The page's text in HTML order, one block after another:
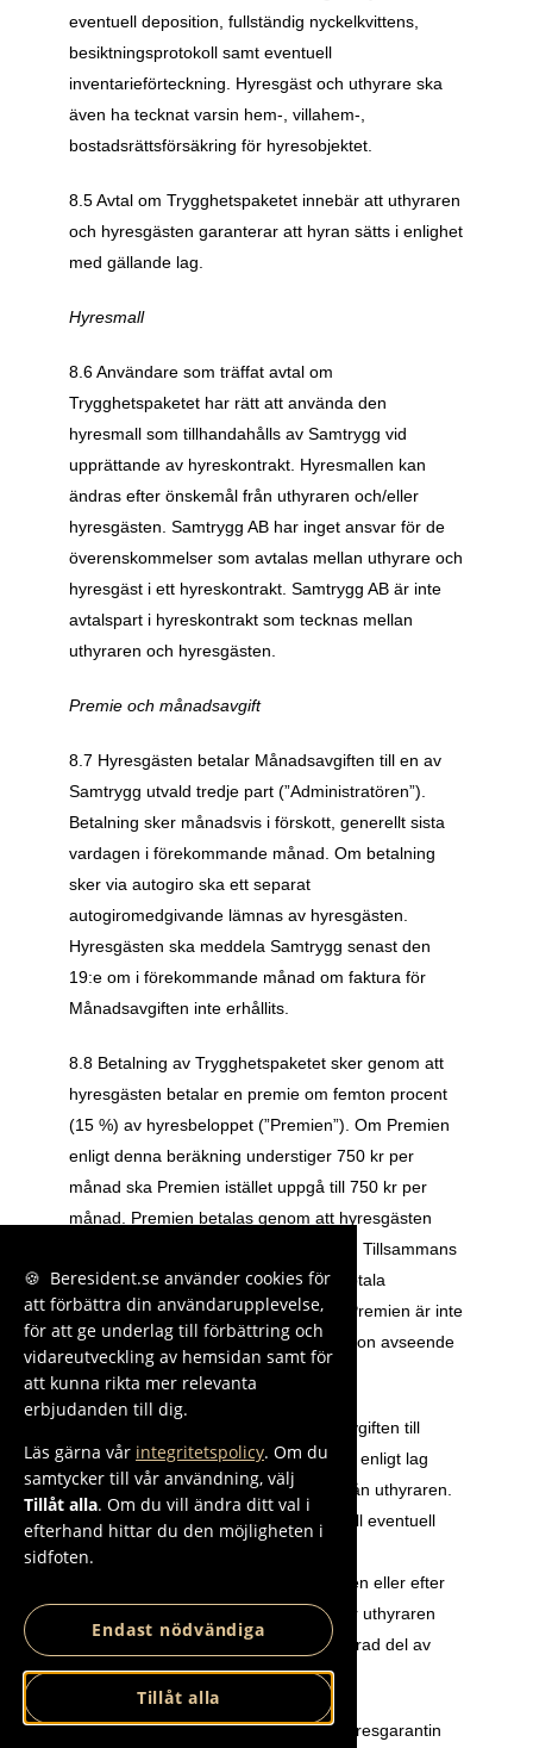
eventuell deposition, fullständig nyckelkvittens,
besiktningsprotokoll samt eventuell
inventarieförteckning. Hyresgäst och uthyrare ska
även ha tecknat varsin hem-, villahem-,
bostadsrättsförsäkring för hyresobjektet.
8.5 Avtal om Trygghetspaketet innebär att uthyraren
och hyresgästen garanterar att hyran sätts i enlighet
med gällande lag.
Hyresmall
8.6 Användare som träffat avtal om
Trygghetspaketet har rätt att använda den
hyresmall som tillhandahålls av Samtrygg vid
upprättande av hyreskontrakt. Hyresmallen kan
ändras efter önskemål från uthyraren och/eller
hyresgästen. Samtrygg AB har inget ansvar för de
överenskommelser som avtalas mellan uthyrare och
hyresgäst i ett hyreskontrakt. Samtrygg AB är inte
avtalspart i hyreskontrakt som tecknas mellan
uthyraren och hyresgästen.
Premie och månadsavgift
8.7 Hyresgästen betalar Månadsavgiften till en av
Samtrygg utvald tredje part (”Administratören”).
Betalning sker månadsvis i förskott, generellt sista
vardagen i förekommande månad. Om betalning
sker via autogiro ska ett separat
autogiromedgivande lämnas av hyresgästen.
Hyresgästen ska meddela Samtrygg senast den
19:e om i förekommande månad om faktura för
Månadsavgiften inte erhållits.
8.8 Betalning av Trygghetspaketet sker genom att
hyresgästen betalar en premie om femton procent
(15 %) av hyresbeloppet (”Premien”). Om Premien
enligt denna beräkning understiger 750 kr per
månad ska Premien istället uppgå till 750 kr per
månad. Premien betalas genom att hyresgästen
erlägger Premien som tillägg till hyran. Tillsammans
utgör därför hyran och Premien den totala
månadsavgiften (”Månadsavgiften”). Premien är inte
att betrakta som en förmedlingsprovision avseende
något hyresobjekt.
8.9 Hyresgästen ska betala Månadsavgiften till
Administratören även om hyresgästen enligt lag
eller avtal har rätt att innehålla hyra från uthyraren.
Visar det sig att hyresgästen har rätt till eventuell
nedsättning av hyra, antingen genom
överenskommelse direkt med uthyraren eller efter
slutlig prövning av domstol, garanterar uthyraren
återbetalning till hyresgästen av relaterad del av
hyran.
8.10 Den av Samtrygg AB lämnade hyresgarantin
🍪 Beresident.se använder cookies för
att förbättra din användarupplevelse,
för att ge underlag till förbättring och
vidareutveckling av hemsidan samt för
att kunna rikta mer relevanta
erbjudanden till dig.
Läs gärna vår integritetspolicy. Om du
samtycker till vår användning, välj
Tillåt alla. Om du vill ändra ditt val i
efterhand hittar du den möjligheten i
sidfoten.
Endast nödvändiga
Tillåt alla